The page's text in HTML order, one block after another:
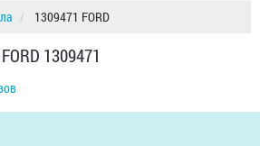
1309471 FORD
1309471